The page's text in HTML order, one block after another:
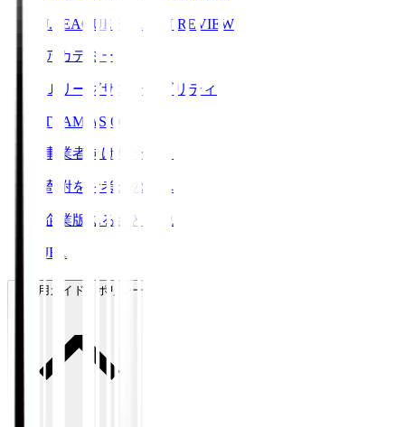
J.LEAGUE SEASON REVIEW
アカデミー
Ｊリーグサステナビリティ
TEAM AS ONE
事業者向けサービス
寄附をお考えの方へ
企業版ふるさと納税
JFA
ご利用ガイド・ポリシー